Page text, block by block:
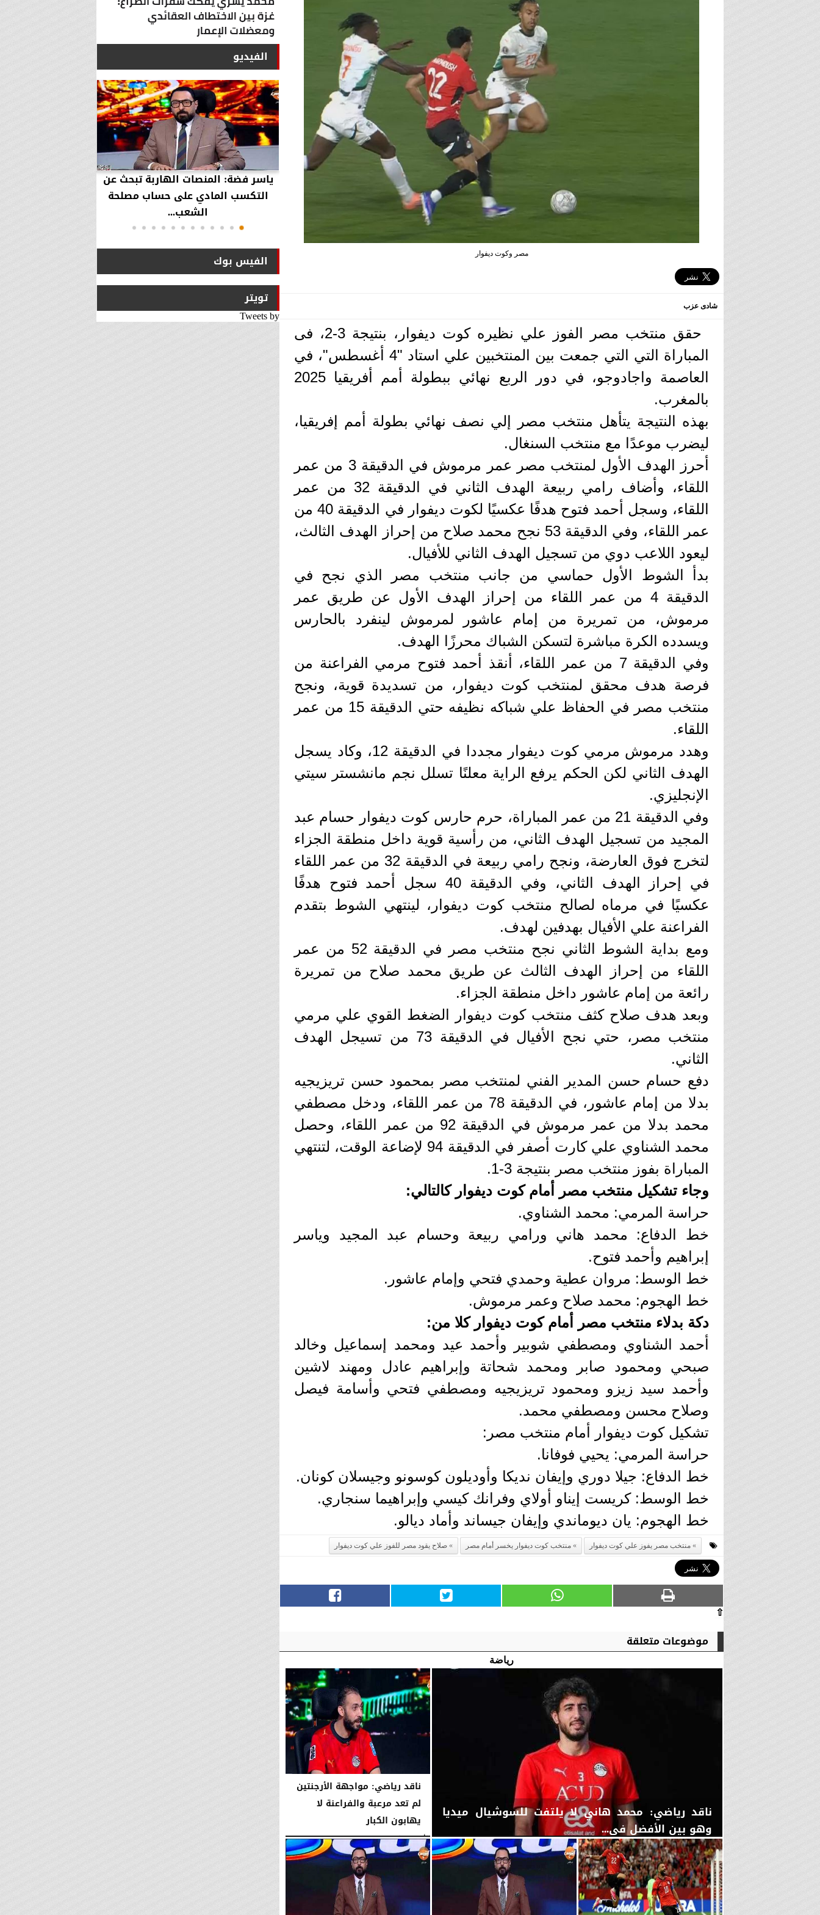
مصر وكوت ديفوار
شادى عزب
حقق منتخب مصر الفوز علي نظيره كوت ديفوار، بنتيجة 3-2، فى
المباراة التي التي جمعت بين المنتخبين علي استاد "4 أغسطس"، في
العاصمة واجادوجو، في دور الربع نهائي ببطولة أمم أفريقيا 2025
بالمغرب.
بهذه النتيجة يتأهل منتخب مصر إلي نصف نهائي بطولة أمم إفريقيا،
ليضرب موعدًا مع منتخب السنغال.
أحرز الهدف الأول لمنتخب مصر عمر مرموش في الدقيقة 3 من عمر
اللقاء، وأضاف رامي ربيعة الهدف الثاني في الدقيقة 32 من عمر
اللقاء، وسجل أحمد فتوح هدفًا عكسيًا لكوت ديفوار في الدقيقة 40 من
عمر اللقاء، وفي الدقيقة 53 نجح محمد صلاح من إحراز الهدف الثالث،
ليعود اللاعب دوي من تسجيل الهدف الثاني للأفيال.
بدأ الشوط الأول حماسي من جانب منتخب مصر الذي نجح في
الدقيقة 4 من عمر اللقاء من إحراز الهدف الأول عن طريق عمر
مرموش، من تمريرة من إمام عاشور لمرموش لينفرد بالحارس
ويسدده الكرة مباشرة لتسكن الشباك محرزًا الهدف.
وفي الدقيقة 7 من عمر اللقاء، أنقذ أحمد فتوح مرمي الفراعنة من
فرصة هدف محقق لمنتخب كوت ديفوار، من تسديدة قوية، ونجح
منتخب مصر في الحفاظ علي شباكه نظيفه حتي الدقيقة 15 من عمر
اللقاء.
وهدد مرموش مرمي كوت ديفوار مجددا في الدقيقة 12، وكاد يسجل
الهدف الثاني لكن الحكم يرفع الراية معلنًا تسلل نجم مانشستر سيتي
الإنجليزي.
وفي الدقيقة 21 من عمر المباراة، حرم حارس كوت ديفوار حسام عبد
المجيد من تسجيل الهدف الثاني، من رأسية قوية داخل منطقة الجزاء
لتخرج فوق العارضة، ونجح رامي ربيعة في الدقيقة 32 من عمر اللقاء
في إحراز الهدف الثاني، وفي الدقيقة 40 سجل أحمد فتوح هدفًا
عكسيًا في مرماه لصالح منتخب كوت ديفوار، لينتهي الشوط بتقدم
الفراعنة علي الأفيال بهدفين لهدف.
ومع بداية الشوط الثاني نجح منتخب مصر في الدقيقة 52 من عمر
اللقاء من إحراز الهدف الثالث عن طريق محمد صلاح من تمريرة
رائعة من إمام عاشور داخل منطقة الجزاء.
وبعد هدف صلاح كثف منتخب كوت ديفوار الضغط القوي علي مرمي
منتخب مصر، حتي نجح الأفيال في الدقيقة 73 من تسيجل الهدف
الثاني.
دفع حسام حسن المدير الفني لمنتخب مصر بمحمود حسن تريزيجيه
بدلا من إمام عاشور، في الدقيقة 78 من عمر اللقاء، ودخل مصطفي
محمد بدلا من عمر مرموش في الدقيقة 92 من عمر اللقاء، وحصل
محمد الشناوي علي كارت أصفر في الدقيقة 94 لإضاعة الوقت، لتنتهي
المباراة بفوز منتخب مصر بنتيجة 3-1.
وجاء تشكيل منتخب مصر أمام كوت ديفوار كالتالي:
حراسة المرمي: محمد الشناوي.
خط الدفاع: محمد هاني ورامي ربيعة وحسام عبد المجيد وياسر
إبراهيم وأحمد فتوح.
خط الوسط: مروان عطية وحمدي فتحي وإمام عاشور.
خط الهجوم: محمد صلاح وعمر مرموش.
دكة بدلاء منتخب مصر أمام كوت ديفوار كلا من:
أحمد الشناوي ومصطفي شوبير وأحمد عيد ومحمد إسماعيل وخالد
صبحي ومحمود صابر ومحمد شحاتة وإبراهيم عادل ومهند لاشين
وأحمد سيد زيزو ومحمود تريزيجيه ومصطفي فتحي وأسامة فيصل
وصلاح محسن ومصطفي محمد.
تشكيل كوت ديفوار أمام منتخب مصر:
حراسة المرمي: يحيي فوفانا.
خط الدفاع: جيلا دوري وإيفان نديكا وأوديلون كوسونو وجيسلان كونان.
خط الوسط: كريست إيناو أولاي وفرانك كيسي وإبراهيما سنجاري.
خط الهجوم: يان ديوماندي وإيفان جيساند وأماد ديالو.
منتخب مصر يفوز علي كوت ديفوار منتخب كوت ديفوار يخسر أمام مصر صلاح يقود مصر للفوز علي كوت ديفوار
⇧
موضوعات متعلقة
رياضة
ناقد رياضي: محمد هاني لا يلتفت للسوشيال ميديا
وهو بين الأفضل في...
الأحد، 5 يوليو 2026 09:14 مـ
ناقد رياضي: مواجهة الأرجنتين
لم تعد مرعبة والفراعنة لا
يهابون الكبار
الأحد، 5 يوليو 2026 09:10 مـ
الفيديو
أستاذ كيمياء حيوية: غلي اللبن السايب
في المنازل لا يقضي على الأمراض...
ياسر فضة: المنصات الهاربة تبحث عن
التكسب المادي على حساب مصلحة
الشعب...
الفيس بوك
تويتر
Tweets by